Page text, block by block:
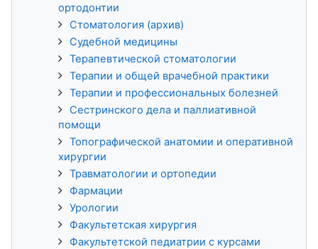
ортодонтии
Стоматология (архив)
Судебной медицины
Терапевтической стоматологии
Терапии и общей врачебной практики
Терапии и профессиональных болезней
Сестринского дела и паллиативной
помощи
Топографической анатомии и оперативной
хирургии
Травматологии и ортопедии
Фармации
Урологии
Факультетская хирургия
Факультетской педиатрии с курсами